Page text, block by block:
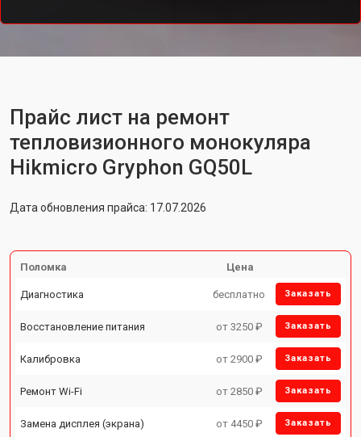
Прайс лист на ремонт
тепловизионного монокуляра
Hikmicro Gryphon GQ50L
Дата обновления прайса: 17.07.2026
Поломка Цена
Диагностика бесплатно Заказать
Восстановление питания от 3250 ₽ Заказать
Калибровка от 2900 ₽ Заказать
Ремонт Wi-Fi от 2850 ₽ Заказать
Замена дисплея (экрана) от 4450 ₽ Заказать